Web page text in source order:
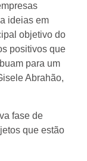
ideias em
objetivo do
positivos que
para um
Abrahão,
fase de
que estão